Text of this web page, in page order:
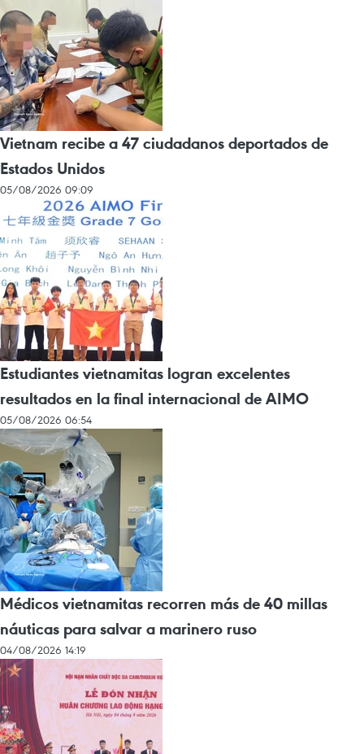
Vietnam recibe a 47 ciudadanos deportados de
Estados Unidos
05/08/2026 09:09
Estudiantes vietnamitas logran excelentes
resultados en la final internacional de AIMO
05/08/2026 06:54
Médicos vietnamitas recorren más de 40 millas
náuticas para salvar a marinero ruso
04/08/2026 14:19